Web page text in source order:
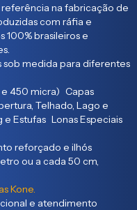
referência na fabricação de
com ráfia e
brasileiros e
sob medida para diferentes
e 450 micra) Capas
Telhado, Lago e
Estufas Lonas Especiais
reforçado e ilhós
ou a cada 50 cm,
Kone.
e atendimento